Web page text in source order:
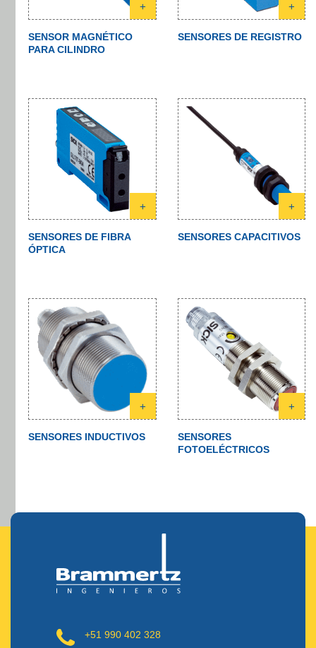
+
SENSOR MAGNÉTICO
PARA CILINDRO
+
SENSORES DE REGISTRO
+
SENSORES DE FIBRA
ÓPTICA
+
SENSORES CAPACITIVOS
+
SENSORES INDUCTIVOS
+
SENSORES
FOTOELÉCTRICOS
+51 990 402 328